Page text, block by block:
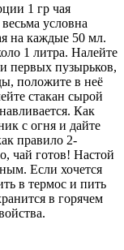
1 гр чая
условна
на каждые 50 мл.
1 литра. Налейте
первых пузырьков,
положите в неё
стакан сырой
Как
с огня и дайте
правило 2-
чай готов! Настой
Если хочется
в термос и пить
в горячем